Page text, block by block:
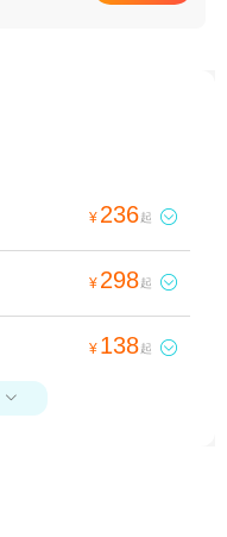
¥ 236起 
¥ 298起 
¥ 138起 
